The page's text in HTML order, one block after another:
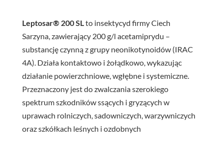
Leptosar® 200 SL to insektycyd firmy Ciech
Sarzyna, zawierający 200 g/l acetamiprydu –
substancję czynną z grupy neonikotynoidów (IRAC
4A). Działa kontaktowo i żołądkowo, wykazując
działanie powierzchniowe, wgłębne i systemiczne.
Przeznaczony jest do zwalczania szerokiego
spektrum szkodników ssących i gryzących w
uprawach rolniczych, sadowniczych, warzywniczych
oraz szkółkach leśnych i ozdobnych